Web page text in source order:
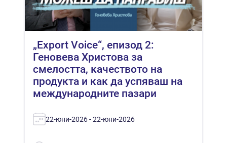
„Export Voice“, епизод 2:
Геновева Христова за
смелостта, качеството на
продукта и как да успяваш на
международните пазари
22-юни-2026 - 22-юни-2026